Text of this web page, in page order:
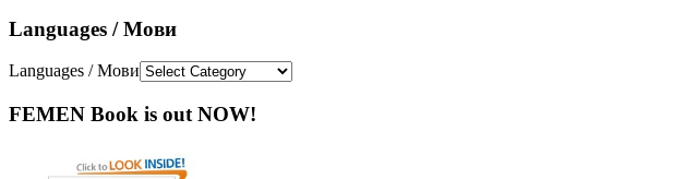
Languages / Мови
Languages / Мови
FEMEN Book is out NOW!